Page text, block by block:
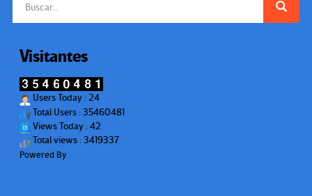
Visitantes
Users Today : 24
Total Users : 35460481
Views Today : 42
Total views : 3419337
Powered By